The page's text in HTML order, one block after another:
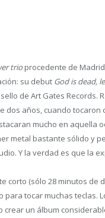
trio procedente de
su debut God is dead,
de Art Gates Records.
dos años, cuando
mucho en aquella
metal bastante sólido y
Y la verdad es que la
corto (sólo 28 minutos de
para tocar muchas teclas.
crear un álbum